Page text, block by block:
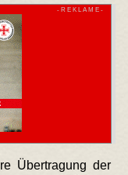
- R E K L A M E -
Übertragung der